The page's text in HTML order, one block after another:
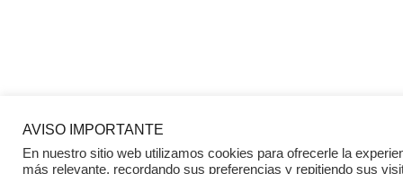
AVISO IMPORTANTE
En nuestro sitio web utilizamos cookies para ofrecerle la
más relevante, recordando sus preferencias y repitiendo sus